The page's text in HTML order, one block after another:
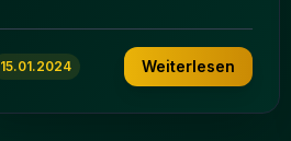
15.01.2024 Weiterlesen